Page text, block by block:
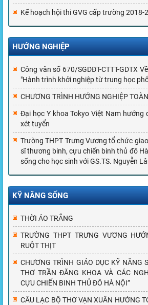
Kế hoạch hội thi GVG cấp trường 2018-
HƯỚNG NGHIỆP
Công văn số 670/SGDĐT-CTTT-GDTX
"Hành trình khởi nghiệp từ trung học
CHƯƠNG TRÌNH HƯỚNG NGHIỆP
Đại học Y khoa Tokyo Việt Nam hướng
xét tuyển
Trường THPT Trưng Vương tổ chức
sĩ thương binh, cựu chiến binh thủ đô
sống cho học sinh với GS.TS. Nguyễn
KỸ NĂNG SỐNG
THỜI ÁO TRẮNG
TRƯỜNG THPT TRƯNG VƯƠNG
RUỘT THỊT
CHƯƠNG TRÌNH GIÁO DỤC KỸ NĂNG
THƠ TRẦN ĐĂNG KHOA VÀ CÁC
CỰU CHIẾN BINH THỦ ĐÔ HÀ NỘI”
CÂU LẠC BỘ THƠ VẠN XUÂN HƯỚNG